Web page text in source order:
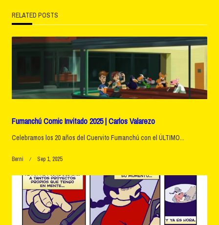
reader-
text">Page</span>
RELATED POSTS
Fumanchú Comic Invitado 2025 | Carlos Valarezo
Celebramos los 20 años del Cuervito Fumanchú con el ÚLTIMO...
Berni Sep 1, 2025